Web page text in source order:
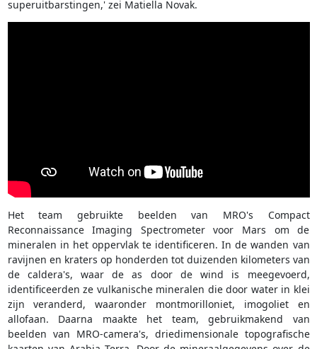
superuitbarstingen,' zei Matiella Novak.
Het team gebruikte beelden van MRO's Compact
Reconnaissance Imaging Spectrometer voor Mars om de
mineralen in het oppervlak te identificeren. In de wanden van
ravijnen en kraters op honderden tot duizenden kilometers van
de caldera's, waar de as door de wind is meegevoerd,
identificeerden ze vulkanische mineralen die door water in klei
zijn veranderd, waaronder montmorilloniet, imogoliet en
allofaan. Daarna maakte het team, gebruikmakend van
beelden van MRO-camera's, driedimensionale topografische